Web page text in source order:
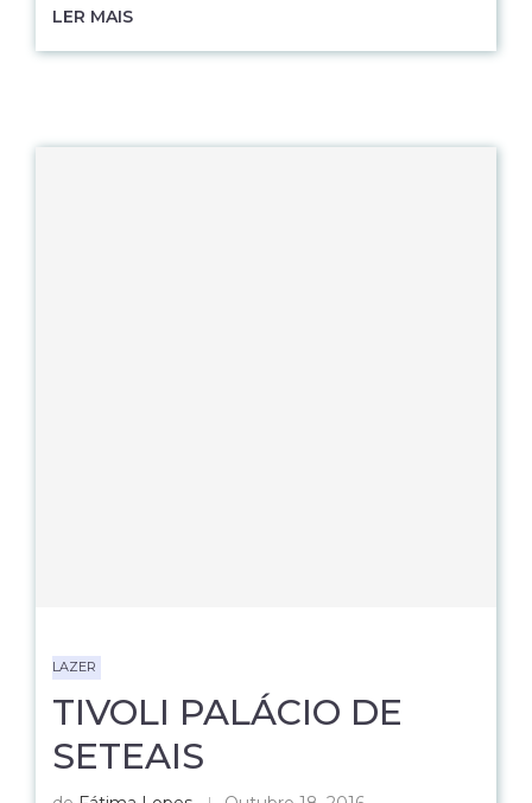
LER MAIS
LAZER
TIVOLI PALÁCIO DE
SETEAIS